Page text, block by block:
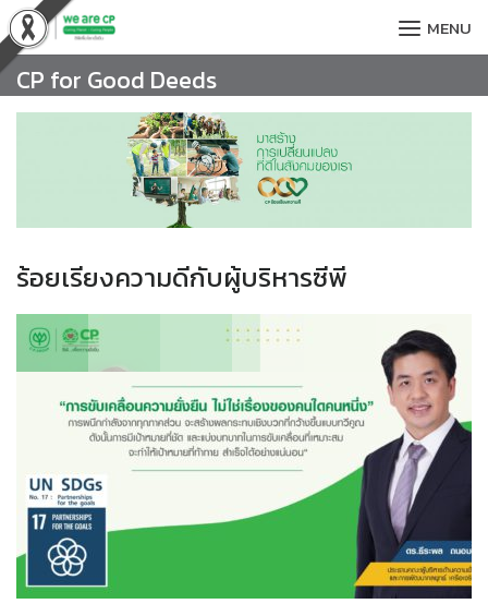
Skip
to
content
MENU
CP for Good Deeds
ร้อยเรียงความดีกับผู้บริหารซีพี